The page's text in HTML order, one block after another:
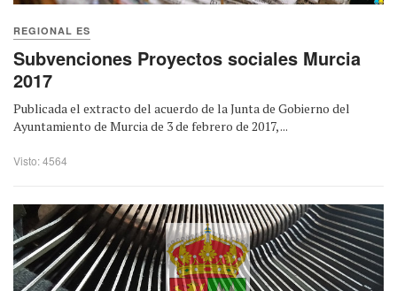
REGIONAL ES
Subvenciones Proyectos sociales Murcia
2017
Publicada el extracto del acuerdo de la Junta de Gobierno del
Ayuntamiento de Murcia de 3 de febrero de 2017, ...
Visto: 4564